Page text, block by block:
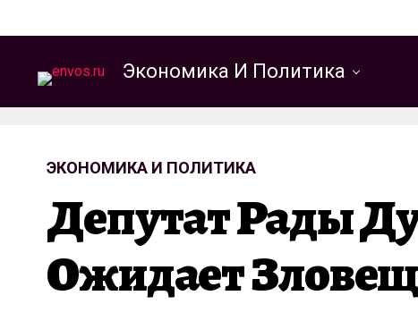
Экономика И Политика
ЭКОНОМИКА И ПОЛИТИКА
Депутат Рады
Ожидает